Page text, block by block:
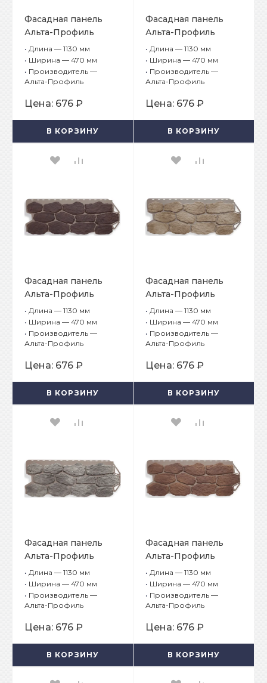
Фасадная панель
Альта-Профиль
Бутовый камень
Балтийский
• Длина — 1130 мм
• Ширина — 470 мм
• Производитель —
Альта-Профиль
Цена: 676 ₽
В КОРЗИНУ
Фасадная панель
Альта-Профиль
Бутовый камень
Греческий
• Длина — 1130 мм
• Ширина — 470 мм
• Производитель —
Альта-Профиль
Цена: 676 ₽
В КОРЗИНУ
Фасадная панель
Альта-Профиль
Бутовый камень
Датский
• Длина — 1130 мм
• Ширина — 470 мм
• Производитель —
Альта-Профиль
Цена: 676 ₽
В КОРЗИНУ
Фасадная панель
Альта-Профиль
Бутовый камень
Нормандский
• Длина — 1130 мм
• Ширина — 470 мм
• Производитель —
Альта-Профиль
Цена: 676 ₽
В КОРЗИНУ
Фасадная панель
Альта-Профиль
Бутовый камень
Скандинавский
• Длина — 1130 мм
• Ширина — 470 мм
• Производитель —
Альта-Профиль
Цена: 676 ₽
В КОРЗИНУ
Фасадная панель
Альта-Профиль
Бутовый камень
Скифский
• Длина — 1130 мм
• Ширина — 470 мм
• Производитель —
Альта-Профиль
Цена: 676 ₽
В КОРЗИНУ